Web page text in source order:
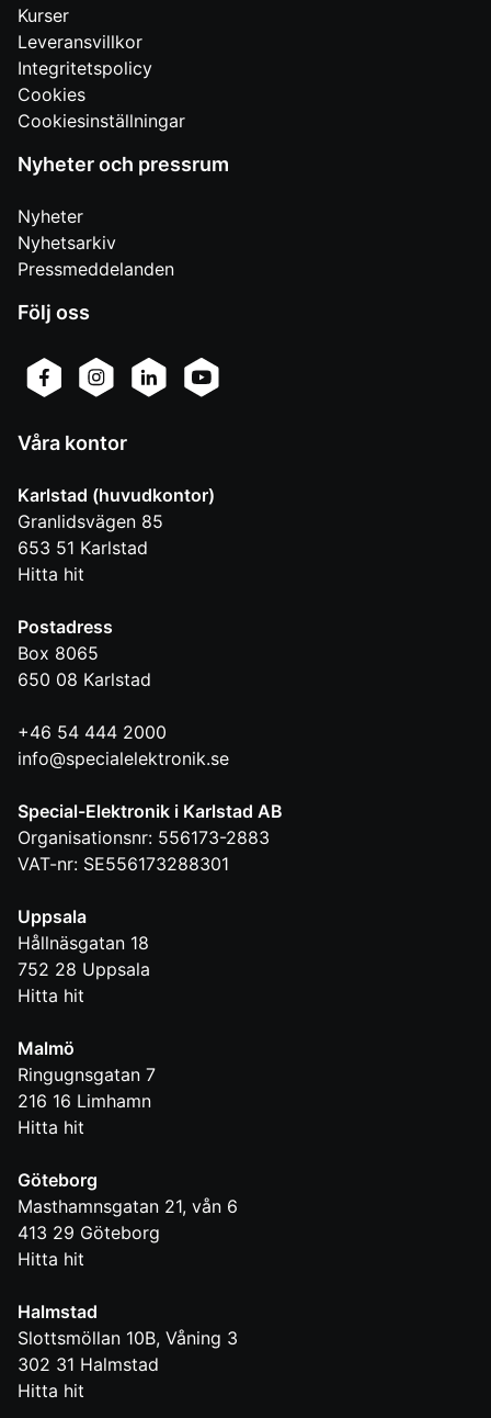
Kurser
Leveransvillkor
Integritetspolicy
Cookies
Cookiesinställningar
Nyheter och pressrum
Nyheter
Nyhetsarkiv
Pressmeddelanden
Följ oss
Våra kontor
Karlstad (huvudkontor)
Granlidsvägen 85
653 51 Karlstad
Hitta hit
Postadress
Box 8065
650 08 Karlstad
+46 54 444 2000
info@specialelektronik.se
Special-Elektronik i Karlstad AB
Organisationsnr: 556173-2883
VAT-nr: SE556173288301
Uppsala
Hållnäsgatan 18
752 28 Uppsala
Hitta hit
Malmö
Ringugnsgatan 7
216 16 Limhamn
Hitta hit
Göteborg
Masthamnsgatan 21, vån 6
413 29 Göteborg
Hitta hit
Halmstad
Slottsmöllan 10B, Våning 3
302 31 Halmstad
Hitta hit